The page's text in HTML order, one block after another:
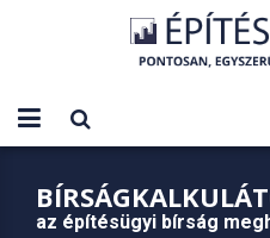
az építésügyi bírság